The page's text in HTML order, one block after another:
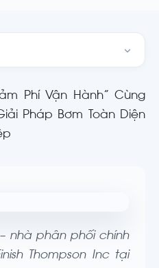
Phí Vận Hành” Cùng
Pháp Bơm Toàn Diện
– nhà phân phối chính
Thompson Inc tại